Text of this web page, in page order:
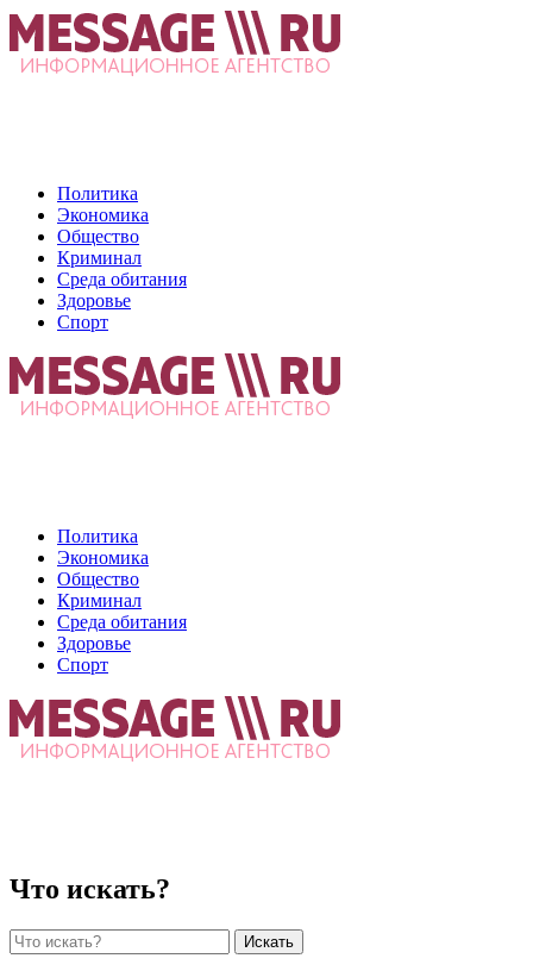
Политика
Экономика
Общество
Криминал
Среда обитания
Здоровье
Спорт
Политика
Экономика
Общество
Криминал
Среда обитания
Здоровье
Спорт
Что искать?
Искать